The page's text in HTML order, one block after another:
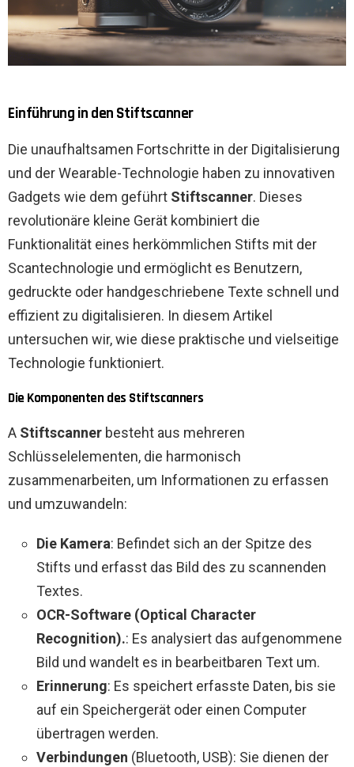
Einführung in den Stiftscanner
Die unaufhaltsamen Fortschritte in der Digitalisierung
und der Wearable-Technologie haben zu innovativen
Gadgets wie dem geführt Stiftscanner. Dieses
revolutionäre kleine Gerät kombiniert die
Funktionalität eines herkömmlichen Stifts mit der
Scantechnologie und ermöglicht es Benutzern,
gedruckte oder handgeschriebene Texte schnell und
effizient zu digitalisieren. In diesem Artikel
untersuchen wir, wie diese praktische und vielseitige
Technologie funktioniert.
Die Komponenten des Stiftscanners
A Stiftscanner besteht aus mehreren
Schlüsselelementen, die harmonisch
zusammenarbeiten, um Informationen zu erfassen
und umzuwandeln:
Die Kamera: Befindet sich an der Spitze des
Stifts und erfasst das Bild des zu scannenden
Textes.
OCR-Software (Optical Character
Recognition).: Es analysiert das aufgenommene
Bild und wandelt es in bearbeitbaren Text um.
Erinnerung: Es speichert erfasste Daten, bis sie
auf ein Speichergerät oder einen Computer
übertragen werden.
Verbindungen (Bluetooth, USB): Sie dienen der